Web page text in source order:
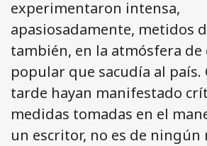
experimentaron intensa,
apasiosadamente, metidos
también, en la atmósfera de
popular que sacudía al país.
tarde hayan manifestado
medidas tomadas en el
un escritor, no es de ningún